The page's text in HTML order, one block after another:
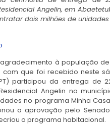
Angelin, em
dois milhões de
à população
com que foi recebido neste
participou da entrega de
Angelin no
no programa Minha
a aprovação pelo
o programa habitacional.